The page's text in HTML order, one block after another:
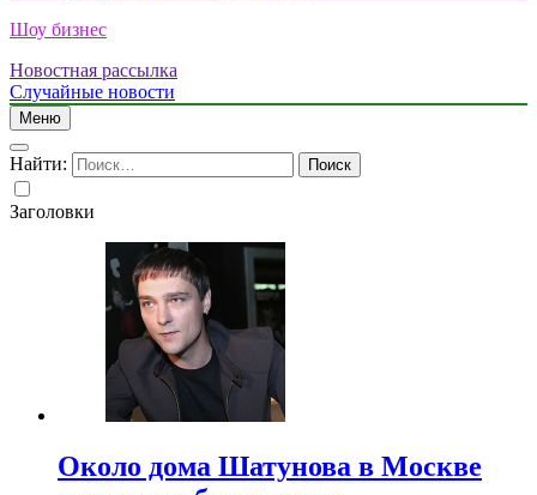
Шоу бизнес
Новостная рассылка
Случайные новости
Меню
Найти:
Заголовки
Около дома Шатунова в Москве